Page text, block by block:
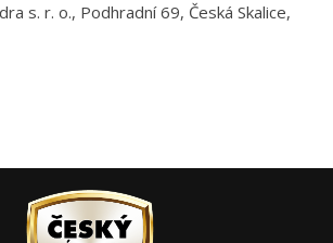
s. r. o., Podhradní 69, Česká Skalice,